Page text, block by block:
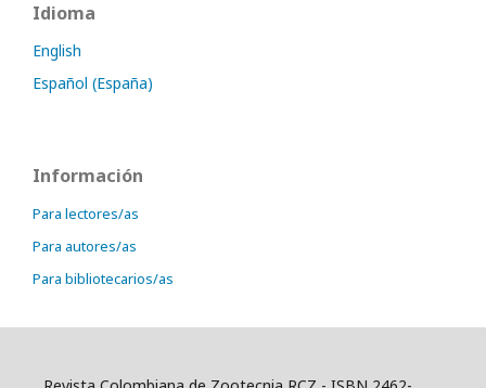
Idioma
English
Español (España)
Información
Para lectores/as
Para autores/as
Para bibliotecarios/as